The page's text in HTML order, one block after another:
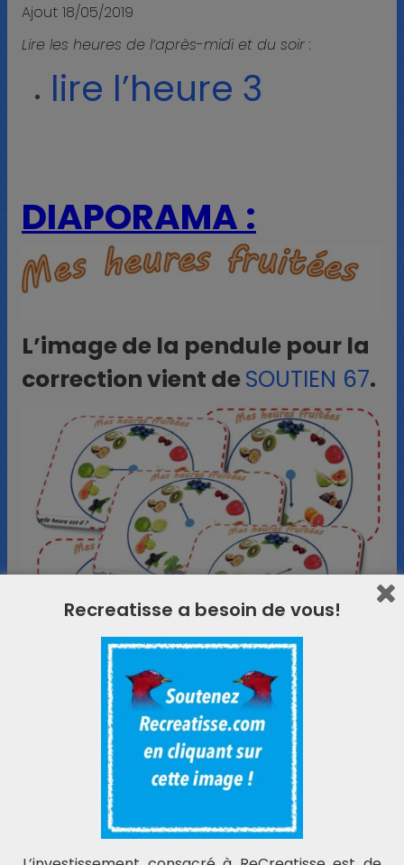
Ajout 18/05/2019
Lire les heures de l’après-midi et du soir :
lire l’heure 3
DIAPORAMA :
L’image de la pendule pour la
correction vient deSOUTIEN 67.
Recreatisse a besoin de vous!